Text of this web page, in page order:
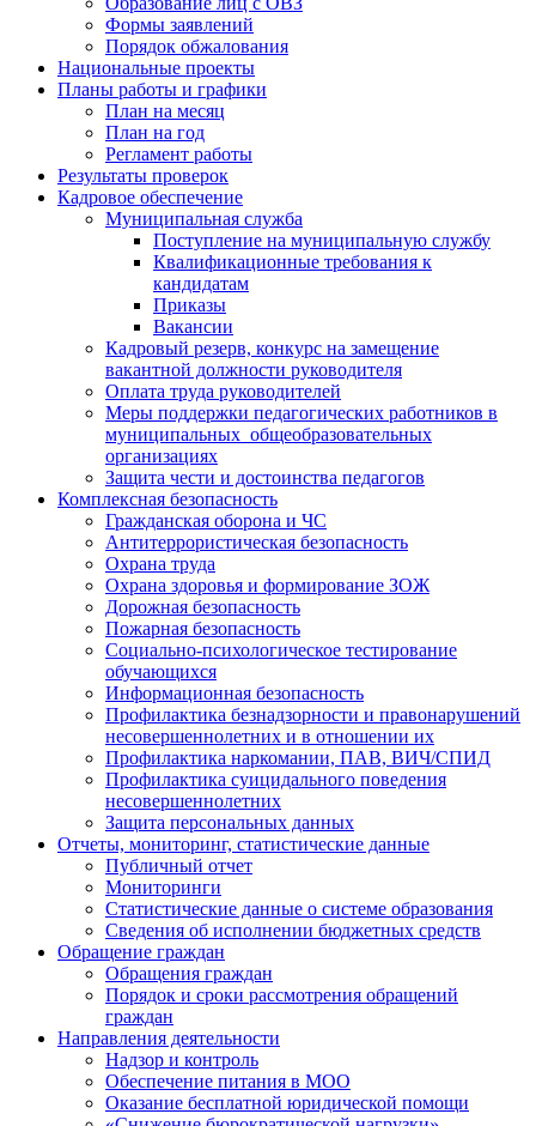
Формы заявлений
Порядок обжалования
Национальные проекты
Планы работы и графики
План на месяц
План на год
Регламент работы
Результаты проверок
Кадровое обеспечение
Муниципальная служба
Поступление на муниципальную службу
Квалификационные требования к
кандидатам
Приказы
Вакансии
Кадровый резерв, конкурс на замещение
вакантной должности руководителя
Оплата труда руководителей
Меры поддержки педагогических работников в
муниципальных общеобразовательных
организациях
Защита чести и достоинства педагогов
Комплексная безопасность
Гражданская оборона и ЧС
Антитеррористическая безопасность
Охрана труда
Охрана здоровья и формирование ЗОЖ
Дорожная безопасность
Пожарная безопасность
Социально-психологическое тестирование
обучающихся
Информационная безопасность
Профилактика безнадзорности и правонарушений
несовершеннолетних и в отношении их
Профилактика наркомании, ПАВ, ВИЧ/СПИД
Профилактика суицидального поведения
несовершеннолетних
Защита персональных данных
Отчеты, мониторинг, статистические данные
Публичный отчет
Мониторинги
Статистические данные о системе образования
Сведения об исполнении бюджетных средств
Обращение граждан
Обращения граждан
Порядок и сроки рассмотрения обращений
граждан
Направления деятельности
Надзор и контроль
Обеспечение питания в МОО
Оказание бесплатной юридической помощи